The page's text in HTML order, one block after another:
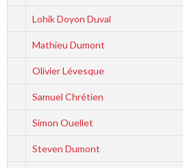
Lohik Doyon Duval
Mathieu Dumont
Olivier Lévesque
Samuel Chrétien
Simon Ouellet
Steven Dumont